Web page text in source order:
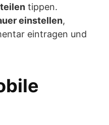
tippen.
einstellen,
eintragen und